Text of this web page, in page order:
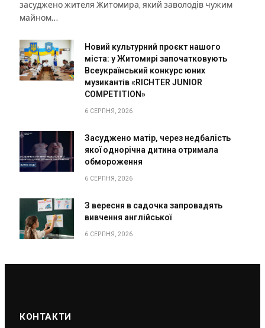
засуджено жителя Житомира, який заволодів чужим
майном…
Новий культурний проєкт нашого
міста: у Житомирі започатковують
Всеукраїнський конкурс юних
музикантів «RICHTER JUNIOR
COMPETITION»
6 СЕРПНЯ, 2026
Засуджено матір, через недбалість
якої однорічна дитина отримала
обмороження
6 СЕРПНЯ, 2026
З вересня в садочка запровадять
вивчення англійської
6 СЕРПНЯ, 2026
КОНТАКТИ